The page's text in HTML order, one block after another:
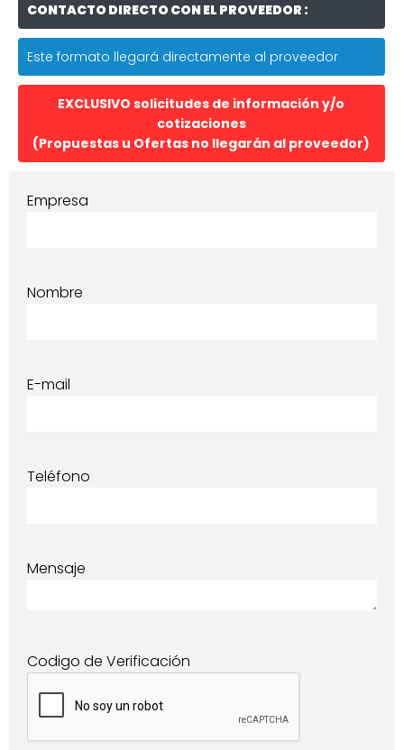
CONTACTO DIRECTO CON EL PROVEEDOR :
Este formato llegará directamente al proveedor
EXCLUSIVO solicitudes de información y/o
cotizaciones
(Propuestas u Ofertas no llegarán al proveedor)
Empresa
Nombre
E-mail
Teléfono
Mensaje
Codigo de Verificación